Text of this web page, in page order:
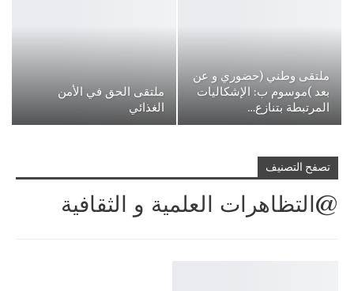
ملتقى وطني (حضوري و عن
بعد )موسوم ب: الإشكاليات
المرتبطة بتنازع…
ملتقى الحق في الأمن
الغذائي
تصفح التصنيف
@التظاهرات العلمية و الثقافية